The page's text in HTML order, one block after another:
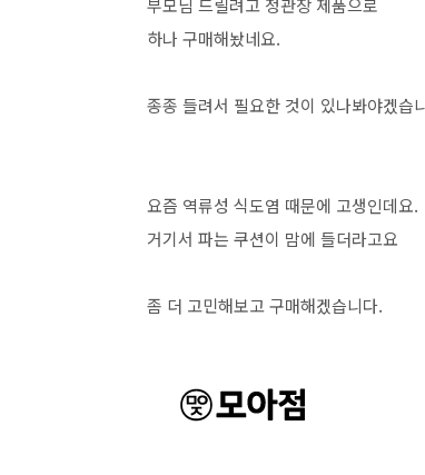
부모님 드릴려고 정관장 제품으로
하나 구매해놨네요.
종종 들려서 필요한 것이 있나봐야겠습
요즘 역류성 식도염 때문에 고생인데요.
거기서 파는 쿠션이 맘에 들더라고요
좀 더 고민해보고 구매해겠습니다.